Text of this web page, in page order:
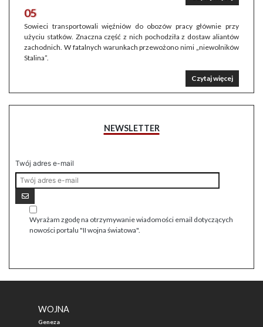
05
Sowieci transportowali więźniów do obozów pracy głównie przy
użyciu statków. Znaczna część z nich pochodziła z dostaw aliantów
zachodnich. W fatalnych warunkach przewożono nimi „niewolników
Stalina”.
Czytaj więcej
NEWSLETTER
Twój adres e-mail
Wyrażam zgodę na otrzymywanie wiadomości email dotyczących
nowości portalu "II wojna światowa".
WOJNA
Geneza